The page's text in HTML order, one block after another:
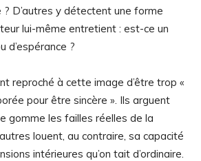
D’autres y détectent une forme
lui-même entretient : est-ce un
d’espérance ?
reproché à cette image d’être trop «
pour être sincère ». Ils arguent
gomme les failles réelles de la
louent, au contraire, sa capacité
intérieures qu’on tait d’ordinaire.